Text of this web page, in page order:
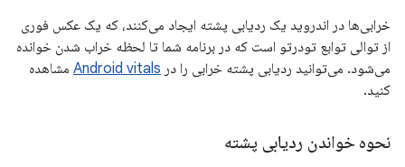
خرابی‌ها در اندروید یک ردیابی پشته ایجاد می‌کنند، که یک عکس فوری
از توالی توابع تودرتو است که در برنامه شما تا لحظه خراب شدن خوانده
می‌شود. می‌توانید ردیابی پشته خرابی را در Android vitals مشاهده
کنید.
نحوه خواندن ردیابی پشته